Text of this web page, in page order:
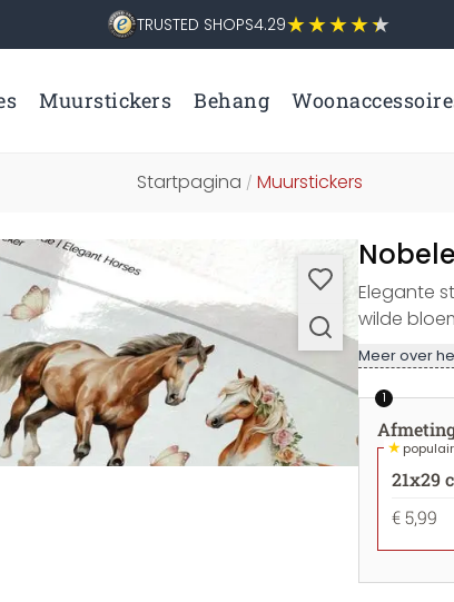
TRUSTED SHOPS4.29
Muurstickers Behang
Startpagina / Muurstickers
Elegante
wilde
Meer over
1
★populair
21x29
€ 5,99